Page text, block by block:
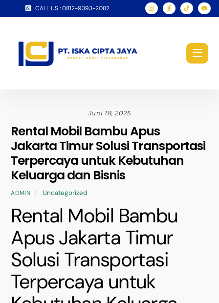
CALL US : 0812-9393-2082
Juni 18, 2025
Rental Mobil Bambu Apus
Jakarta Timur Solusi Transportasi
Terpercaya untuk Kebutuhan
Keluarga dan Bisnis
ADMIN Uncategorized
Rental Mobil Bambu
Apus Jakarta Timur
Solusi Transportasi
Terpercaya untuk